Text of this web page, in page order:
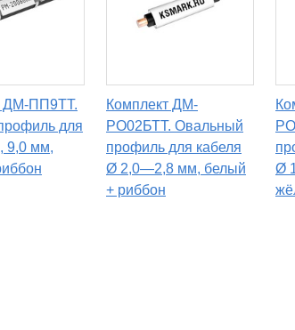
ДМ-ПП9TT.
для
9,0 мм,
Комплект ДМ-
РО02БТТ. Овальный
профиль для кабеля
Ø 2,0—2,8 мм, белый
+ риббон
Ø